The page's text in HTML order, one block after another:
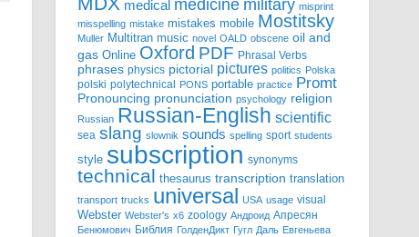
medical medicine military misprint
misspelling mistake mistakes mobile Mostitsky
Muller Multitran music novel OALD obscene oil and
gas Online Oxford PDF Phrasal Verbs
phrases physics pictorial pictures politics Polska
polski polytechnical PONS portable practice Promt
Pronouncing pronunciation psychology religion
Russian Russian-English scientific
sea slang slownik sounds spelling sport students
style subscription synonyms
technical thesaurus transcription translation
transport trucks universal USA usage visual
Webster Webster's x6 zoology Андроид Апресян
Бенюмович Библия ГолденДикт Гугл Даль Евгеньева